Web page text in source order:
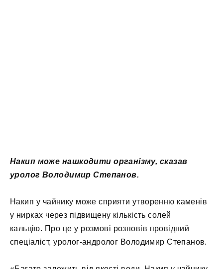
Накип може нашкодити організму, сказав
уролог Володимир Степанов.
Накип у чайнику може сприяти утворенню каменів
у нирках через підвищену кількість солей
кальцію. Про це у розмові розповів провідний
спеціаліст, уролог-андролог Володимир Степанов.